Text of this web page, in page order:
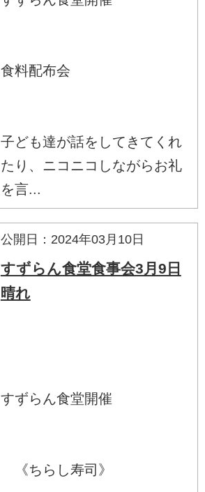
食料配布会
子ども達が話をしてきてくれ
たり、ニコニコしながらお礼
を言...
公開日：2024年03月10日
すずらん食堂食事会3月9日
晴れ
すずらん食堂開催
《ちらし寿司》